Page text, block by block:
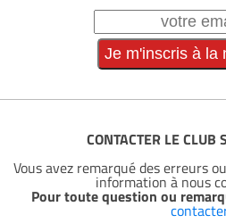
CONTACTER LE CLUB
Vous avez remarqué des erreurs
information à nous
Pour toute question ou